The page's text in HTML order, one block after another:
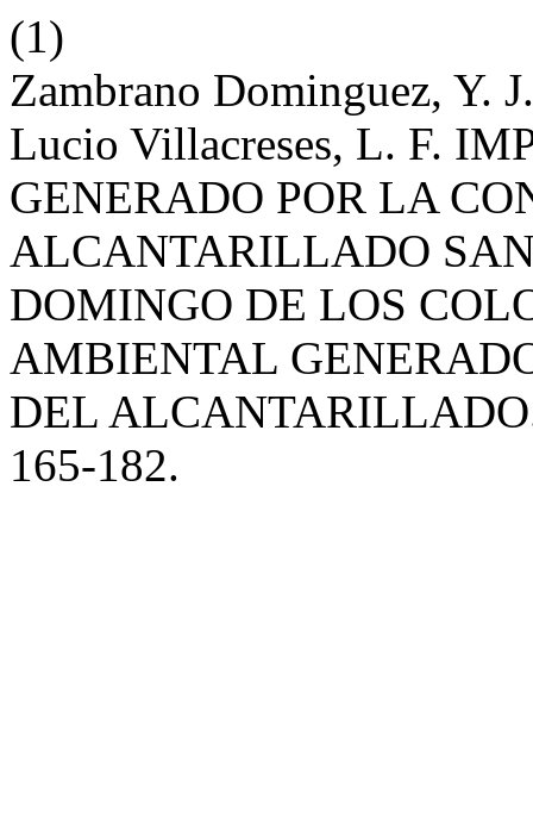
(1)
Zambrano Dominguez, Y.
Lucio Villacreses, L. F.
GENERADO POR LA
ALCANTARILLADO
DOMINGO DE LOS
AMBIENTAL
DEL
165-182.